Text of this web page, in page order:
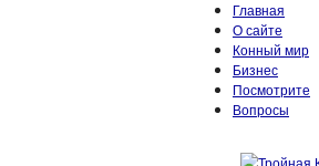
Главная
О сайте
Конный мир
Бизнес
Посмотрите
Вопросы